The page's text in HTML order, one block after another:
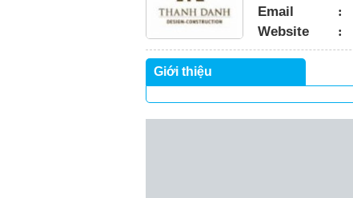
Email
:
Website
:
Giới thiệu